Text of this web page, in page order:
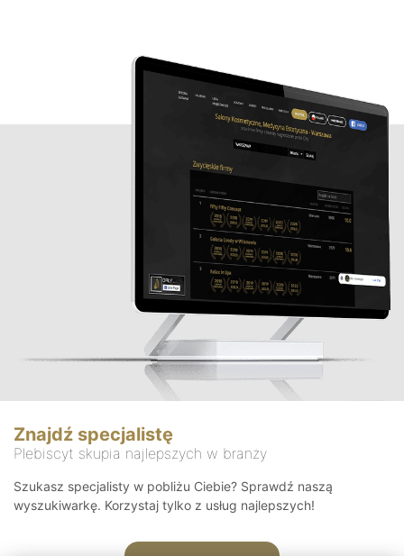
Znajdź specjalistę
Plebiscyt skupia najlepszych w branży
Szukasz specjalisty w pobliżu Ciebie? Sprawdź naszą
wyszukiwarkę. Korzystaj tylko z usług najlepszych!